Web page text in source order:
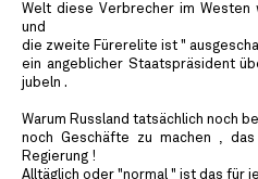
Welt diese Verbrecher im
und
die zweite Fürerelite ist "
ein angeblicher Staatspräsident
jubeln .
Warum Russland tatsächlich noch
noch Geschäfte zu machen ,
Regierung !
Alltäglich oder "normal " ist das für